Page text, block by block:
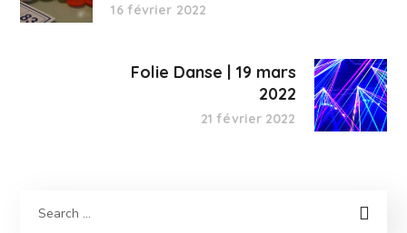
16 février 2022
Folie Danse | 19 mars
2022
21 février 2022